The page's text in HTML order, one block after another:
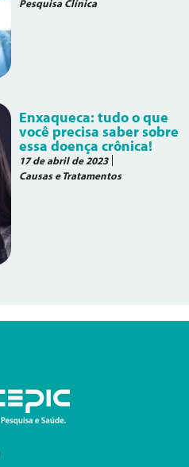
Pesquisa Clínica
Enxaqueca: tudo o que
você precisa saber sobre
essa doença crônica!
17 de abril de 2023
Causas e Tratamentos